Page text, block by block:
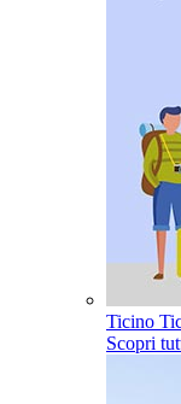
Ticino
Scopri